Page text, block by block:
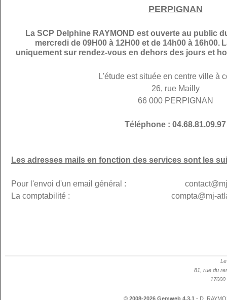
PERPIGNAN
La SCP Delphine RAYMOND est ouverte au public
mercredi de 09H00 à 12H00 et de 14h00 à 16h00.
uniquement sur rendez-vous en dehors des jours et
L'étude est située en centre ville à
26, rue Mailly
66 000 PERPIGNAN
Téléphone : 04.68.81.09.97
Les adresses mails en fonction des services sont les
Pour l'envoi d'un email général : contact@mj-
La comptabilité : compta@mj-
81, rue du
17000
© 2008-2026 Gemweb 4.3.1 - D.